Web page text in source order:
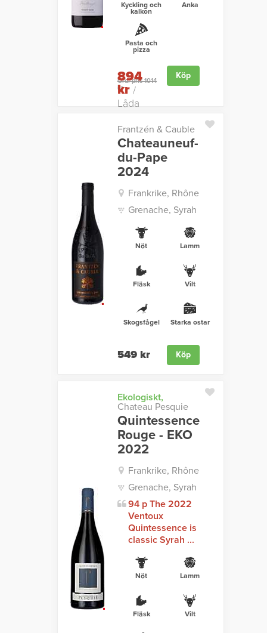
Kyckling och
kalkon
Anka
Pasta och
pizza
Ord. pris 1014
kr
894
kr/
Låda
Köp
Frantzén & Cauble
Chateauneuf-
du-Pape
2024
Frankrike, Rhône
Grenache, Syrah
Nöt Lamm
Fläsk Vilt
Skogsfågel Starka ostar
549 kr Köp
Ekologiskt,
Chateau Pesquie
Quintessence
Rouge - EKO
2022
Frankrike, Rhône
Grenache, Syrah
94 p The 2022
Ventoux
Quintessence is
classic Syrah ...
Nöt Lamm
Fläsk Vilt